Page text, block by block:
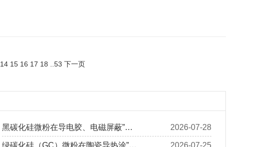
14 15 16 17 18 53 下一页
2026-07-28
黑碳化硅微粉在导电胶、电磁屏蔽”…
2026-07-25
绿碳化硅（GC）微粉在陶瓷导热涂”…